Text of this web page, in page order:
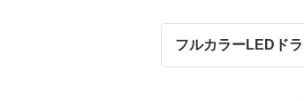
フルカラーLEDド